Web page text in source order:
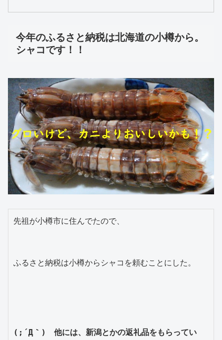
今年のふるさと納税は北海道の小樽から。
シャコです！！
先祖が小樽市に住んでたので、
ふるさと納税は小樽からシャコを頼むことにした。
(;´Д｀)　他には、新潟とかの返礼品をもらってい